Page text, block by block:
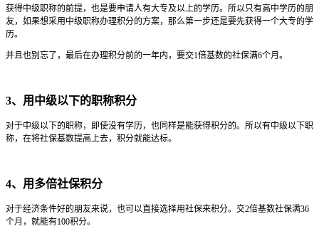
获得中级职称的前提，也是要申请人有大专及以上的学历。所以只有高中学历的朋
友，如果想采用中级职称办理积分的方案，那么第一步还是要先获得一个大专的学
历。
并且也别忘了，最后在办理积分前的一年内，要交1倍基数的社保满6个月。
3、用中级以下的职称积分
对于中级以下的职称，即使没有学历，也同样是能获得积分的。所以有中级以下职
称，在将社保基数提高上去，积分就能达标。
4、用多倍社保积分
对于经济条件好的朋友来说，也可以直接选择用社保来积分。交2倍基数社保满36
个月，就能有100积分。